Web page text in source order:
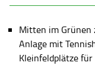
Mitten im Grünen
Anlage mit
Kleinfeldplätze